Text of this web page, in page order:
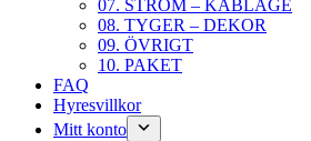
07. STRÖM – KABLAGE
08. TYGER – DEKOR
09. ÖVRIGT
10. PAKET
FAQ
Hyresvillkor
Mitt konto